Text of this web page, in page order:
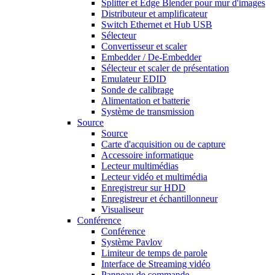
Splitter et Edge Blender pour mur d'images
Distributeur et amplificateur
Switch Ethernet et Hub USB
Sélecteur
Convertisseur et scaler
Embedder / De-Embedder
Sélecteur et scaler de présentation
Emulateur EDID
Sonde de calibrage
Alimentation et batterie
Système de transmission
Source
Source
Carte d'acquisition ou de capture
Accessoire informatique
Lecteur multimédias
Lecteur vidéo et multimédia
Enregistreur sur HDD
Enregistreur et échantillonneur
Visualiseur
Conférence
Conférence
Système Pavlov
Limiteur de temps de parole
Interface de Streaming vidéo